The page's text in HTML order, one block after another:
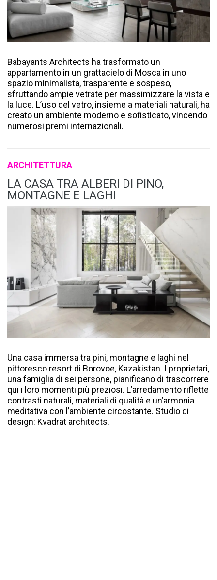
Babayants Architects ha trasformato un
appartamento in un grattacielo di Mosca in uno
spazio minimalista, trasparente e sospeso,
sfruttando ampie vetrate per massimizzare la vista e
la luce. L’uso del vetro, insieme a materiali naturali, ha
creato un ambiente moderno e sofisticato, vincendo
numerosi premi internazionali.
ARCHITETTURA
LA CASA TRA ALBERI DI PINO,
MONTAGNE E LAGHI
Una casa immersa tra pini, montagne e laghi nel
pittoresco resort di Borovoe, Kazakistan. I proprietari,
una famiglia di sei persone, pianificano di trascorrere
qui i loro momenti più preziosi. L’arredamento riflette
contrasti naturali, materiali di qualità e un’armonia
meditativa con l’ambiente circostante. Studio di
design: Kvadrat architects.